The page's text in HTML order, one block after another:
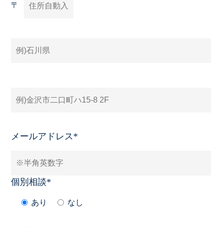
〒
メールアドレス*
個別相談*
あり なし